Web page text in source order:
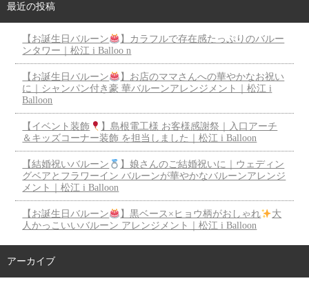
最近の投稿
【お誕生日バルーン
】カラフルで存在感たっぷりのバルー
ンタワー｜松江 i Balloo n
【お誕生日バルーン
】お店のママさんへの華やかなお祝い
に｜シャンパン付き豪 華バルーンアレンジメント｜松江 i
Balloon
【イベント装飾
】島根電工様 お客様感謝祭｜入口アーチ
＆キッズコーナー装飾 を担当しました｜松江 i Balloon
【結婚祝いバルーン
】娘さんのご結婚祝いに｜ウェディン
グベアとフラワーイン バルーンが華やかなバルーンアレンジ
メント｜松江 i Balloon
【お誕生日バルーン 】黒ベース×ヒョウ柄がおしゃれ
大
人かっこいいバルーン アレンジメント｜松江 i Balloon
アーカイブ